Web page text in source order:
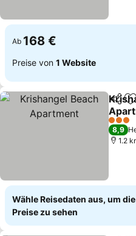
Ab 168 €
Preise von 1 Website
Teilen
Preise
3 Sterne
8,9
1.2
Wähle Reisedaten aus, um
Preise zu sehen